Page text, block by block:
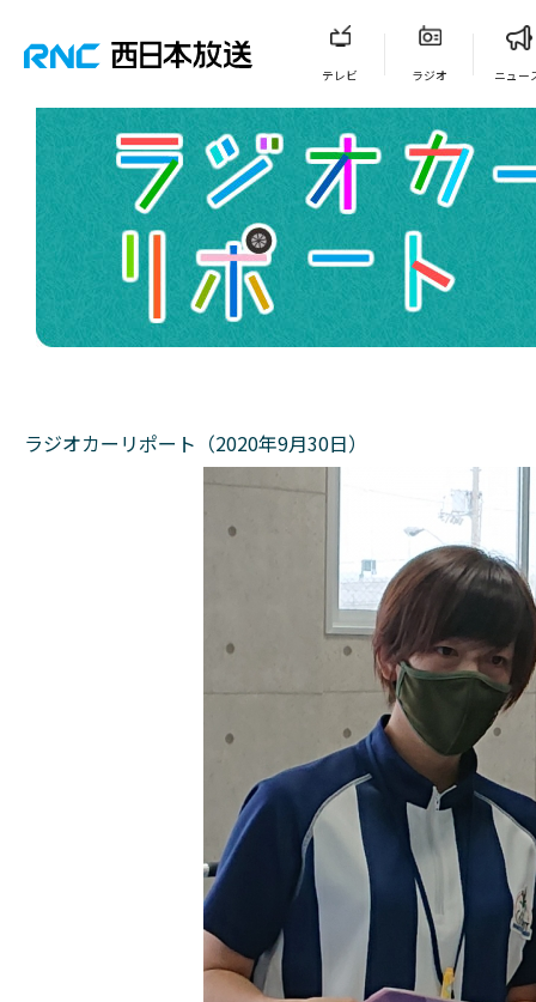
テレビ ラジオ ニュー
ラジオカーリポート（2020年9月30日）